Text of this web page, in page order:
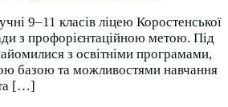
9–11 класів ліцею Коростенської
з профорієнтаційною метою. Під
з освітніми програмами,
базою та можливостями навчання
[…]